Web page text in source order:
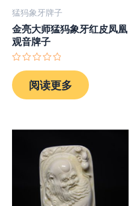
猛犸象牙牌子
金亮大师猛犸象牙红皮凤凰
观音牌子
评
分
0
&sol;
阅读更多